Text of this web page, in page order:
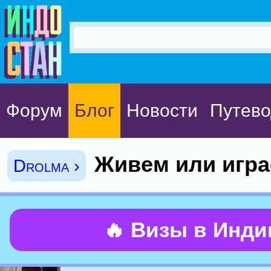
Форум Блог Новости
Drolma › Живем или
🔥 Визы в